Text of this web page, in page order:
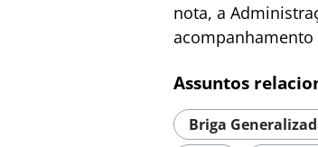
nota, a
Assuntos
Briga